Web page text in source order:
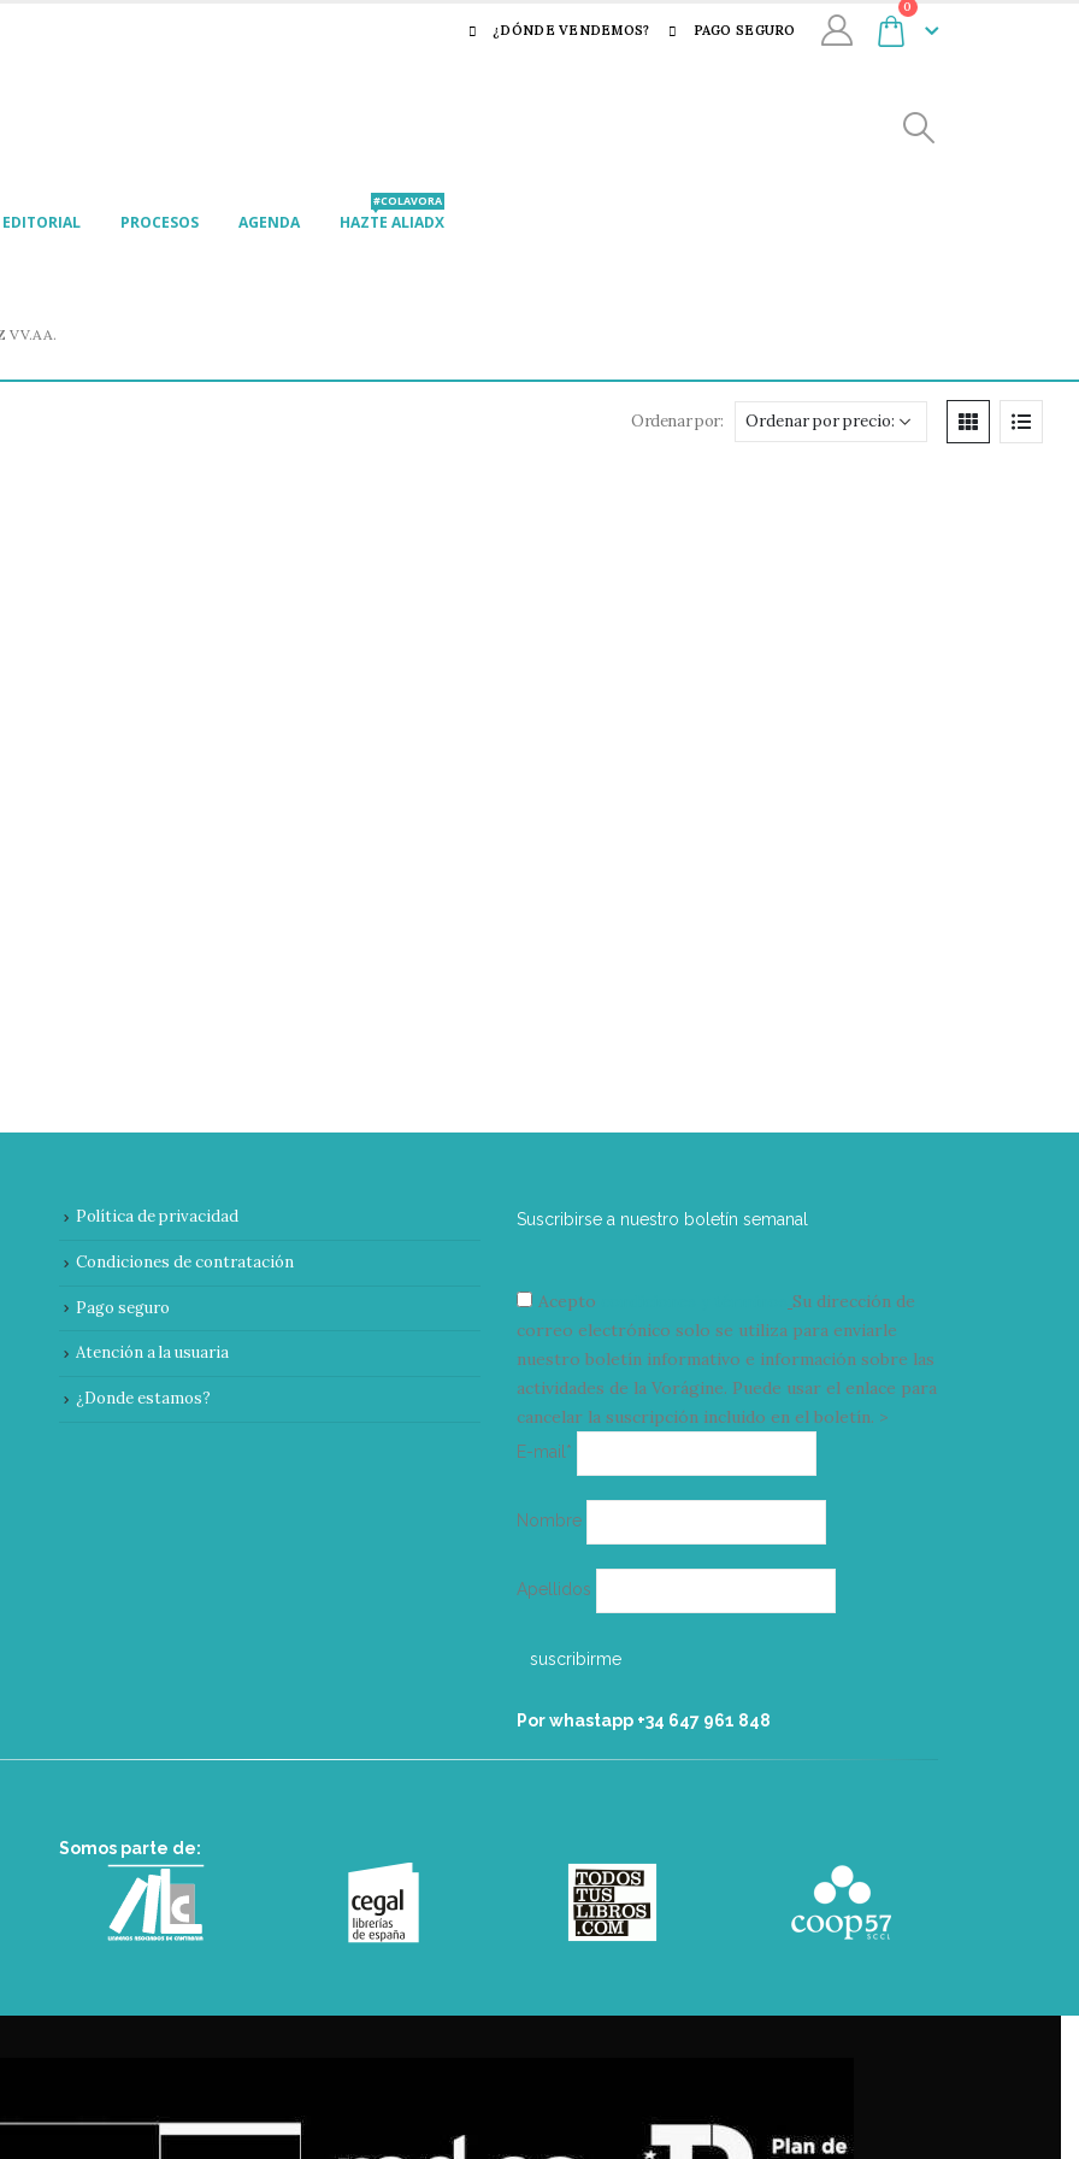
¿DÓNDE VENDEMOS? PAGO SEGURO
0
EDITORIAL PROCESOS AGENDA HAZTE ALIADX
#COLAVORA
VV.AA.
Ordenar por:
Política de privacidad
Condiciones de contratación
Pago seguro
Atención a la usuaria
¿Donde estamos?
Suscribirse a nuestro boletín semanal
Acepto
Su dirección de
correo electrónico solo se utiliza para enviarle
nuestro boletín informativo e información sobre las
actividades de la Vorágine. Puede usar el enlace para
cancelar la suscripción incluido en el boletín. >
E-mail*
electrónico
Nombre
Apellidos
Por whastapp +34 ‭647 961 848‬
Somos parte de: